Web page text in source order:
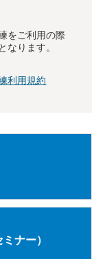
をご利用の際
なります。
利用規約
ナー）